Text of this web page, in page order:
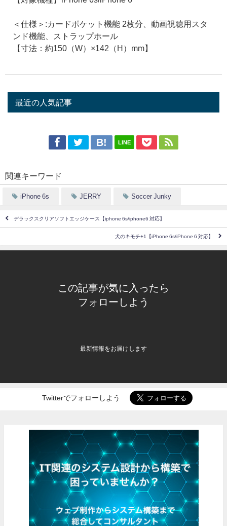
＜仕様＞:カードポケット機能 2枚分、動画視聴用スタ
ンド機能、ストラップホール
【寸法：約150（W）×142（H）mm】
最近の人気記事
LINE
関連キーワード
iPhone 6s JERRY Soccer Junky
デラックスクリアソフトエッジケース【iphone 6s/iphone6 対応】
犬のキモチ+1【iPhone 6s/iPhone 6 対応】
この記事が気に入ったら
フォローしよう
最新情報をお届けします
Twitterでフォローしよう